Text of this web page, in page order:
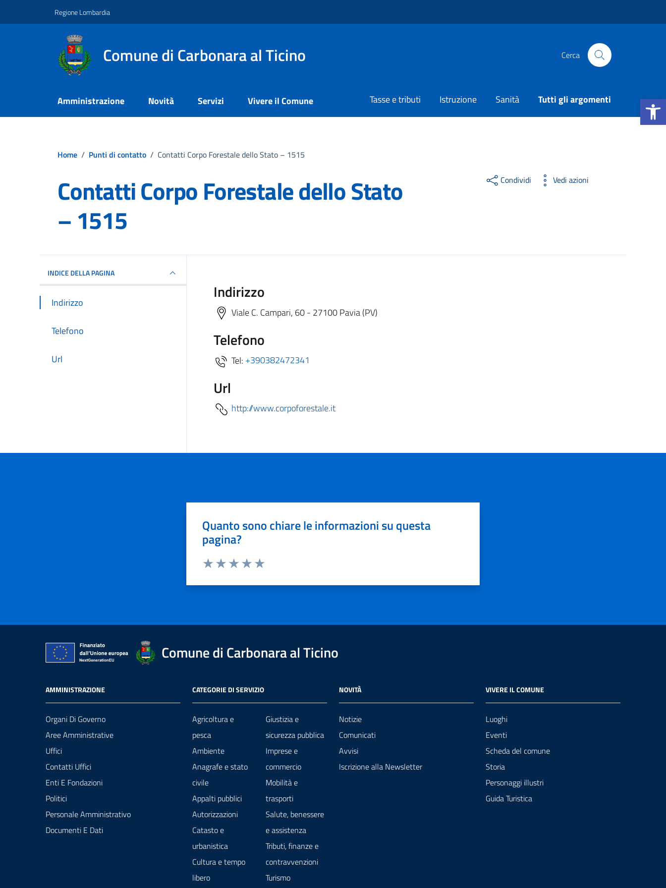
Regione Lombardia
Comune di Carbonara al Ticino Cerca
Amministrazione Novità Servizi Vivere il Comune Tasse e tributi Istruzione Sanità Tutti gli argomenti
Home / Punti di contatto / Contatti Corpo Forestale dello Stato – 1515
Contatti Corpo Forestale dello Stato
– 1515
Condividi Vedi azioni
INDICE DELLA PAGINA
Indirizzo
Telefono
Url
Indirizzo
Viale C. Campari, 60 - 27100 Pavia (PV)
Telefono
Tel: +390382472341
Url
http://www.corpoforestale.it
Quanto sono chiare le informazioni su questa
pagina?
Comune di Carbonara al Ticino
AMMINISTRAZIONE
Organi Di Governo
Aree Amministrative
Uffici
Contatti Uffici
Enti E Fondazioni
Politici
Personale Amministrativo
Documenti E Dati
CATEGORIE DI SERVIZIO
Agricoltura e
pesca
Ambiente
Anagrafe e stato
civile
Appalti pubblici
Autorizzazioni
Catasto e
urbanistica
Cultura e tempo
libero
Giustizia e
sicurezza pubblica
Imprese e
commercio
Mobilità e
trasporti
Salute, benessere
e assistenza
Tributi, finanze e
contravvenzioni
Turismo
NOVITÀ
Notizie
Comunicati
Avvisi
Iscrizione alla Newsletter
VIVERE IL COMUNE
Luoghi
Eventi
Scheda del comune
Storia
Personaggi illustri
Guida Turistica
Apri la